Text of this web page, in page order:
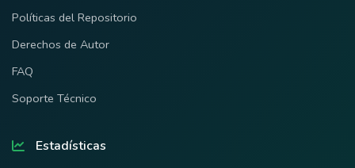
Políticas del Repositorio
Derechos de Autor
FAQ
Soporte Técnico
Estadísticas